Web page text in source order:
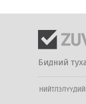
Бидний